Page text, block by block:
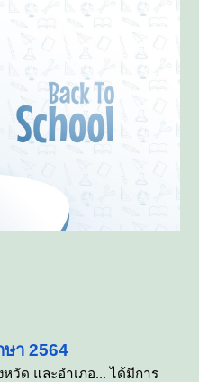
า 2564
ด และอำเภอ... ได้มีการ